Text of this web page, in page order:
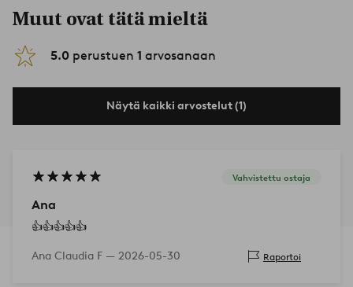
Muut ovat tätä mieltä
5.0 perustuen 1 arvosanaan
Näytä kaikki arvostelut (1)
Vahvistettu ostaja
Ana
👍👍👍👍👍
Ana Claudia F — 2026-05-30 Raportoi